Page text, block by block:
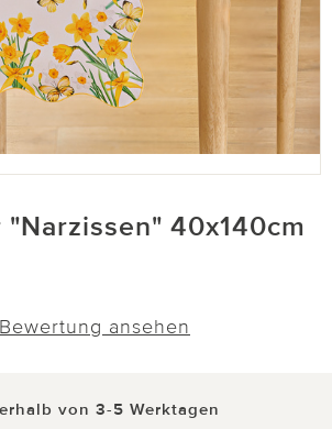
40x140cm
Bewertung ansehen
von 3-5 Werktagen